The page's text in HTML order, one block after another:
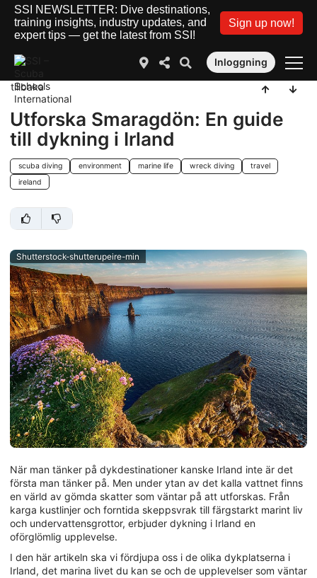
SSI NEWSLETTER: Dive destinations,
training insights, industry updates, and
expert tips — get the latest from SSI!
Sign up now!
Inloggning
tillbaka
Utforska Smaragdön: En guide
till dykning i Irland
scuba diving environment marine life wreck diving
travel
ireland
Shutterstock-shutterupeire-min
När man tänker på dykdestinationer kanske Irland inte är det
första man tänker på. Men under ytan av det kalla vattnet finns
en värld av gömda skatter som väntar på att utforskas. Från
karga kustlinjer och forntida skeppsvrak till färgstarkt marint liv
och undervattensgrottor, erbjuder dykning i Irland en
oförglömlig upplevelse.
I den här artikeln ska vi fördjupa oss i de olika dykplatserna i
Irland, det marina livet du kan se och de upplevelser som väntar